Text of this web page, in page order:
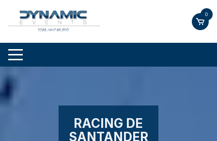
content
0
RACING DE
SANTANDER